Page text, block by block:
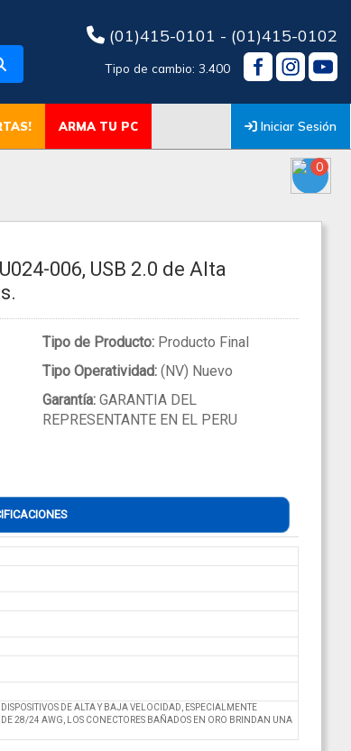
(01)415-0101 - (01)415-0102
Tipo de cambio: 3.400
ARMA TU PC Iniciar Sesión
0
006, USB 2.0 de Alta
Tipo de Producto:Producto Final
Tipo Operatividad:(NV) Nuevo
Garantía:GARANTIA DEL
REPRESENTANTE EN EL PERU
DE ALTA Y BAJA VELOCIDAD, ESPECIALMENTE
28/24 AWG, LOS CONECTORES BAÑADOS EN ORO BRINDAN UNA